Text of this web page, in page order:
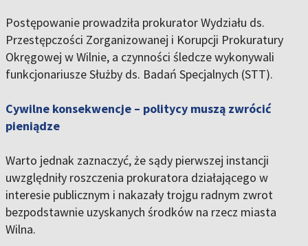
Postępowanie prowadziła prokurator Wydziału ds.
Przestępczości Zorganizowanej i Korupcji Prokuratury
Okręgowej w Wilnie, a czynności śledcze wykonywali
funkcjonariusze Służby ds. Badań Specjalnych (STT).
Cywilne konsekwencje – politycy muszą zwrócić
pieniądze
Warto jednak zaznaczyć, że sądy pierwszej instancji
uwzględniły roszczenia prokuratora działającego w
interesie publicznym i nakazały trojgu radnym zwrot
bezpodstawnie uzyskanych środków na rzecz miasta
Wilna.